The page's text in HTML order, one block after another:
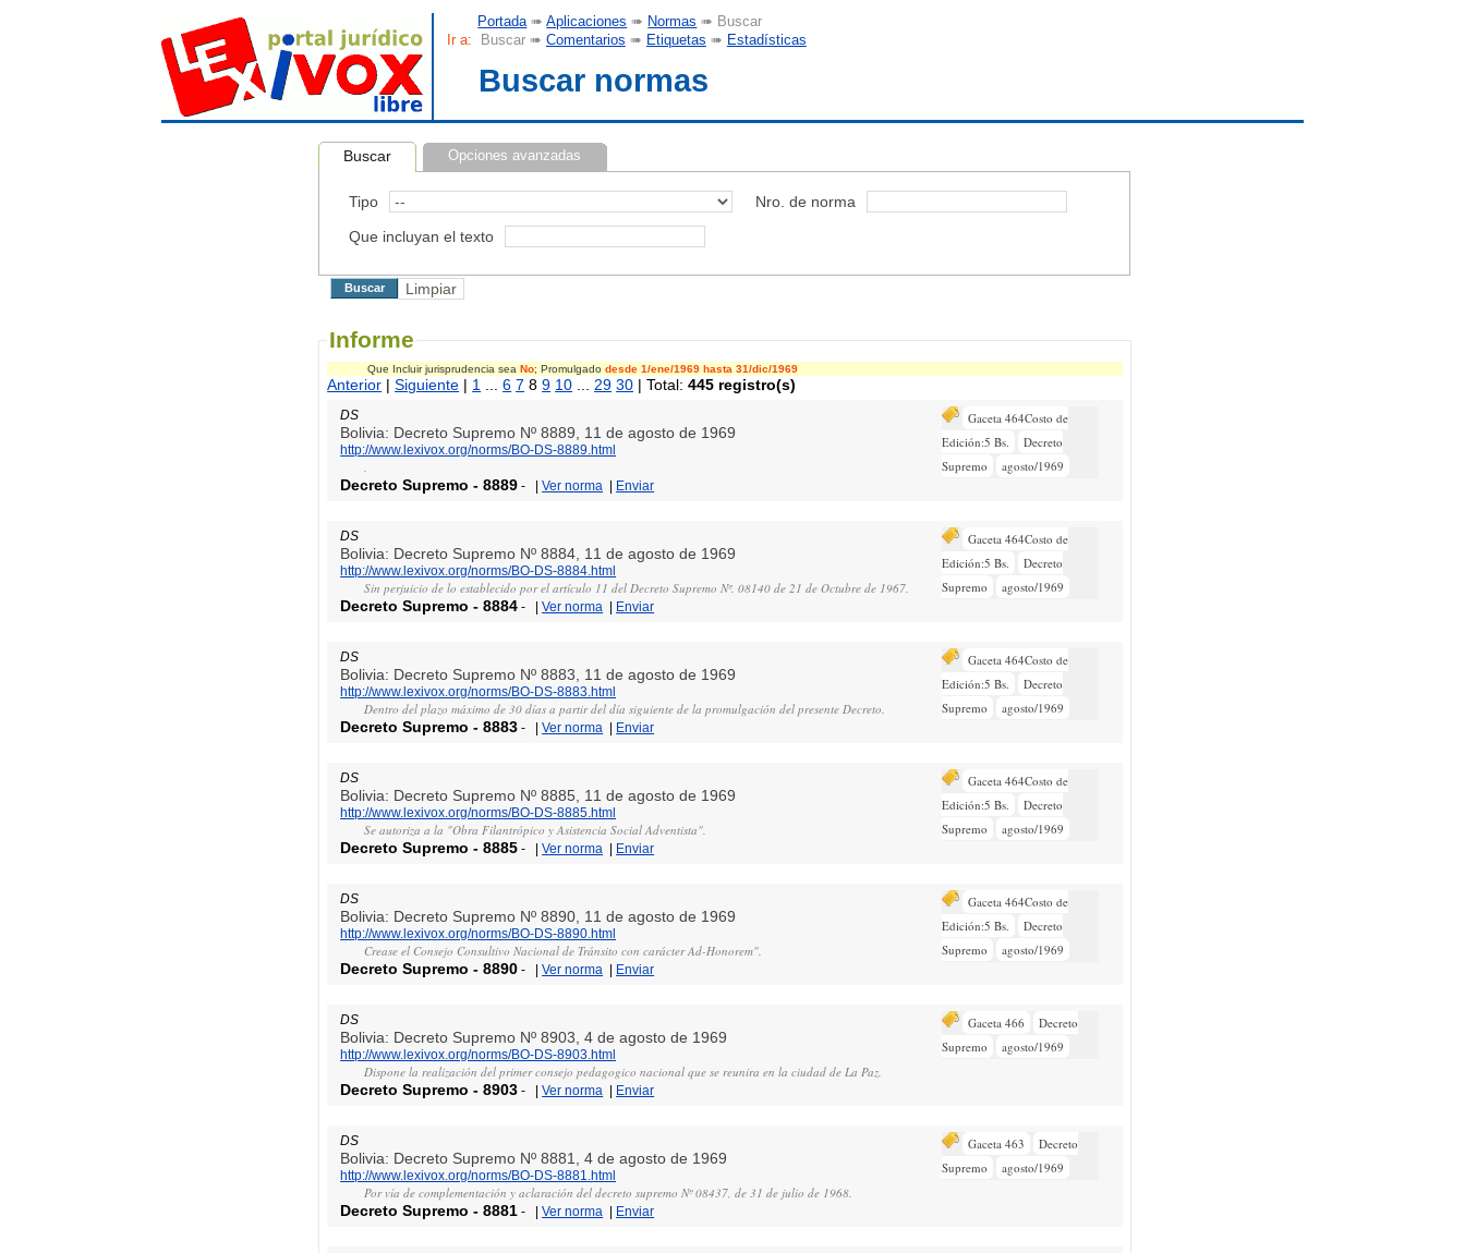
Portada ➠Aplicaciones ➠ Normas ➠ Buscar
Ir a: Buscar ➠ Comentarios ➠ Etiquetas ➠ Estadísticas
Buscar normas
Buscar Opciones avanzadas
Tipo Nro. de norma
Que incluyan el texto
Informe
Que Incluir jurisprudencia sea No; Promulgado desde 1/ene/1969 hasta 31/dic/1969
Anterior |Siguiente | 1 ...6 7 89 10 29 30 | Total:445 registro(s)
DS
Gaceta 464Costo de
Edición:5 Bs.
Decreto
Supremo
agosto/1969
Bolivia: Decreto Supremo Nº 8889, 11 de agosto de 1969
http://www.lexivox.org/norms/BO-DS-8889.html
.
Decreto Supremo -8889 - |Ver norma Enviar
DS
Gaceta 464Costo de
Edición:5 Bs.
Decreto
Supremo
agosto/1969
Bolivia: Decreto Supremo Nº 8884, 11 de agosto de 1969
http://www.lexivox.org/norms/BO-DS-8884.html
Sin perjuicio de lo establecido por el artículo 11 del Decreto Supremo Nº. 08140 de 21 de Octubre de 1967.
Decreto Supremo -8884 - |Ver norma Enviar
DS
Gaceta 464Costo de
Edición:5 Bs.
Decreto
Supremo
agosto/1969
Bolivia: Decreto Supremo Nº 8883, 11 de agosto de 1969
http://www.lexivox.org/norms/BO-DS-8883.html
Dentro del plazo máximo de 30 días a partir del día siguiente de la promulgación del presente Decreto.
Decreto Supremo -8883 - |Ver norma Enviar
DS
Gaceta 464Costo de
Edición:5 Bs.
Decreto
Supremo
agosto/1969
Bolivia: Decreto Supremo Nº 8885, 11 de agosto de 1969
http://www.lexivox.org/norms/BO-DS-8885.html
Se autoriza a la "Obra Filantrópico y Asistencia Social Adventista".
Decreto Supremo -8885 - |Ver norma Enviar
DS
Gaceta 464Costo de
Edición:5 Bs.
Decreto
Supremo
agosto/1969
Bolivia: Decreto Supremo Nº 8890, 11 de agosto de 1969
http://www.lexivox.org/norms/BO-DS-8890.html
Crease el Consejo Consultivo Nacional de Tránsito con carácter Ad-Honorem".
Decreto Supremo -8890 - |Ver norma Enviar
DS Gaceta 466
Decreto
Supremo
agosto/1969
Bolivia: Decreto Supremo Nº 8903, 4 de agosto de 1969
http://www.lexivox.org/norms/BO-DS-8903.html
Dispone la realización del primer consejo pedagogico nacional que se reunira en la ciudad de La Paz.
Decreto Supremo -8903 - |Ver norma Enviar
DS Gaceta 463
Decreto
Supremo
agosto/1969
Bolivia: Decreto Supremo Nº 8881, 4 de agosto de 1969
http://www.lexivox.org/norms/BO-DS-8881.html
Por vía de complementación y aclaración del decreto supremo Nº 08437, de 31 de julio de 1968.
Decreto Supremo -8881 - |Ver norma Enviar